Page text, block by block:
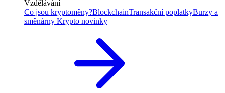
Vzdělávání
Co jsou kryptoměny?BlockchainTransakční poplatkyBurzy a
směnárny Krypto novinky